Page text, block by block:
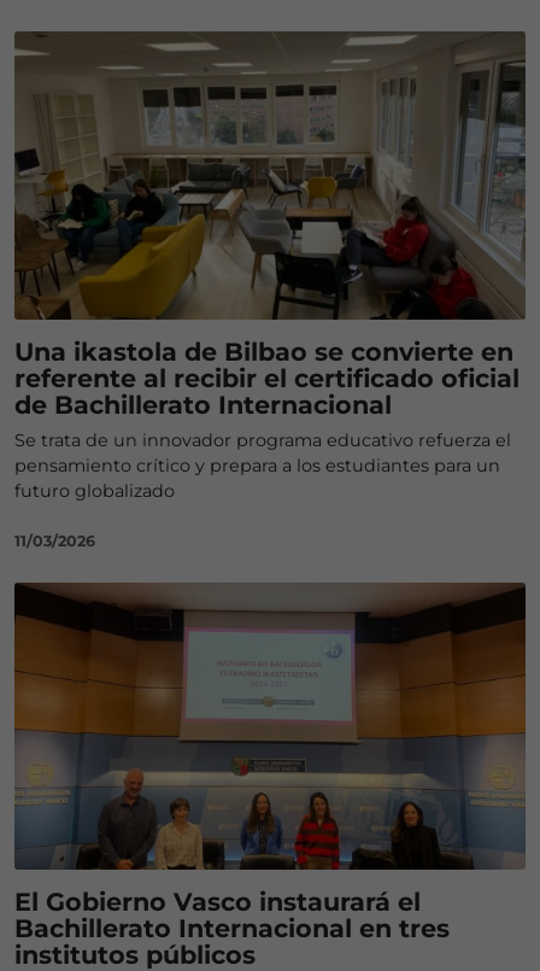
Una ikastola de Bilbao se convierte en
referente al recibir el certificado oficial
de Bachillerato Internacional
Se trata de un innovador programa educativo refuerza el
pensamiento crítico y prepara a los estudiantes para un
futuro globalizado
11/03/2026
El Gobierno Vasco instaurará el
Bachillerato Internacional en tres
institutos públicos